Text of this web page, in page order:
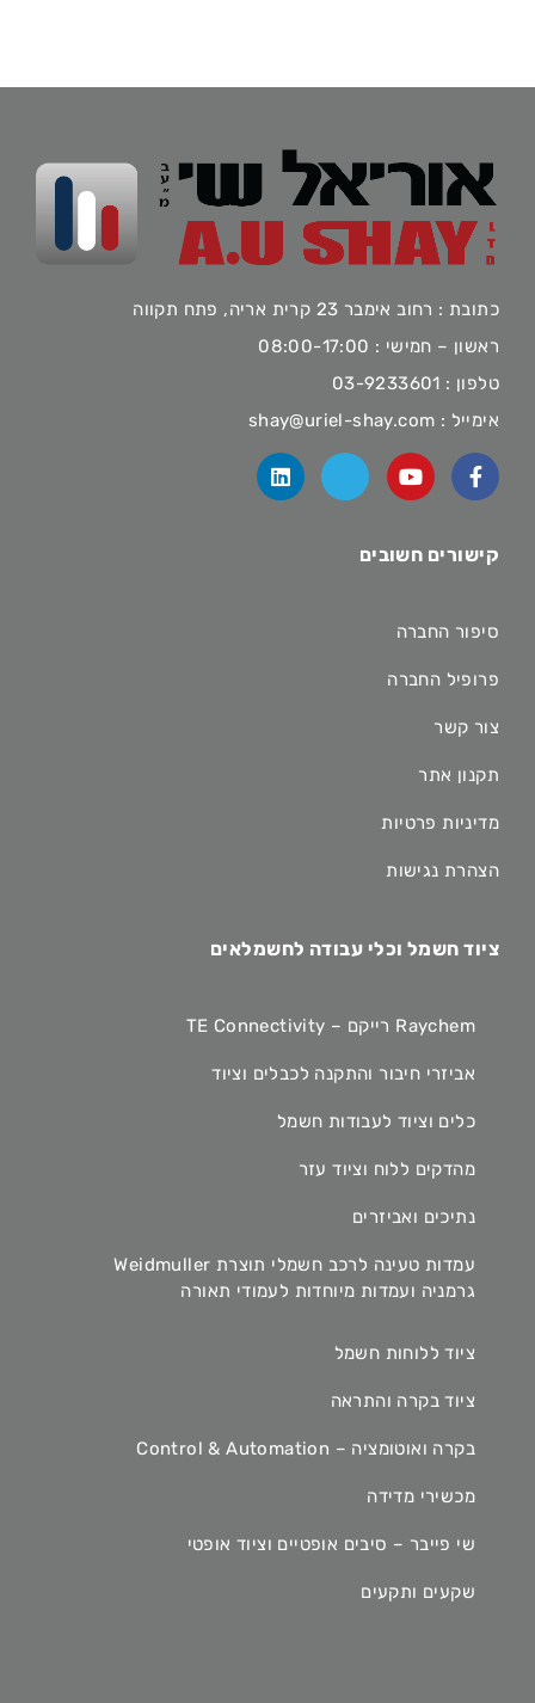
כתובת : רחוב אימבר 23 קרית אריה, פתח תקווה
ראשון – חמישי : 08:00-17:00
טלפון : 03-9233601
אימייל : shay@uriel-shay.com
קישורים חשובים
סיפור החברה
פרופיל החברה
צור קשר
תקנון אתר
מדיניות פרטיות
הצהרת נגישות
ציוד חשמל וכלי עבודה לחשמלאים
Raychem רייקם – TE Connectivity
אביזרי חיבור והתקנה לכבלים וציוד
כלים וציוד לעבודות חשמל
מהדקים ללוח וציוד עזר
נתיכים ואביזרים
עמדות טעינה לרכב חשמלי תוצרת Weidmuller
גרמניה ועמדות מיוחדות לעמודי תאורה
ציוד ללוחות חשמל
ציוד בקרה והתראה
בקרה ואוטומציה – Control & Automation
מכשירי מדידה
שי פייבר – סיבים אופטיים וציוד אופטי
שקעים ותקעים